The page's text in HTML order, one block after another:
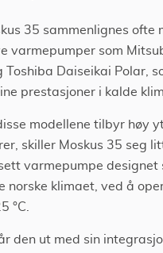
35 sammenlignes ofte
varmepumper som
Toshiba Daiseikai Polar,
prestasjoner i kalde
modellene tilbyr høy
skiller Moskus 35 seg
varmepumpe designet
norske klimaet, ved å
°C.
den ut med sin